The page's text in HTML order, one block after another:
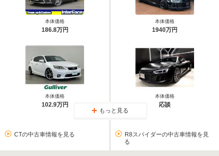
本体価格
186.8万円
本体価格
102.9万円
本体価格
1940万円
本体価格
応談
もっと見る
CTの中古車情報を見る
R8スパイダーの中古車情報を見
る